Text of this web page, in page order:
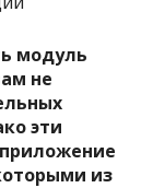
модуль
не
эти
из